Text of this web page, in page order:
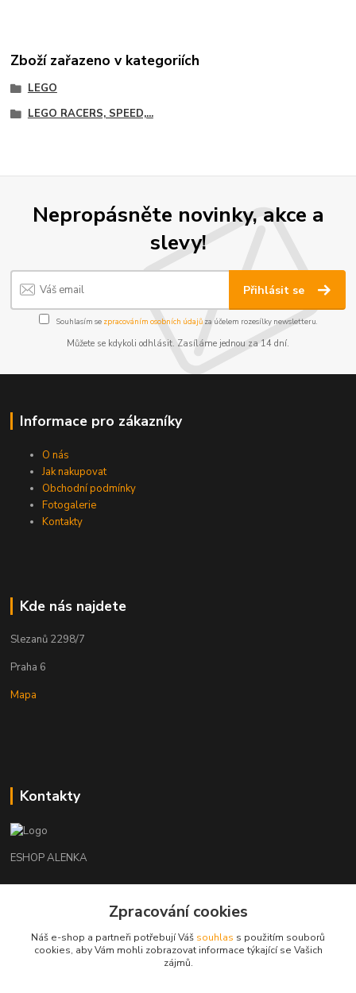
Zboží zařazeno v kategoriích
LEGO
LEGO RACERS, SPEED,...
Nepropásněte novinky, akce a
slevy!
Přihlásit se
Souhlasím se zpracováním osobních údajůza účelem rozesílky newsletteru.
Můžete se kdykoli odhlásit. Zasíláme jednou za 14 dní.
Informace pro zákazníky
O nás
Jak nakupovat
Obchodní podmínky
Fotogalerie
Kontakty
Kde nás najdete
Slezanů 2298/7
Praha 6
Mapa
Kontakty
ESHOP ALENKA
+420602541312
orechovka@inmes.cz
Zpracování cookies
Náš e-shop a partneři potřebují Váš souhlas s použitím souborů
cookies, aby Vám mohli zobrazovat informace týkající se Vašich
zájmů.